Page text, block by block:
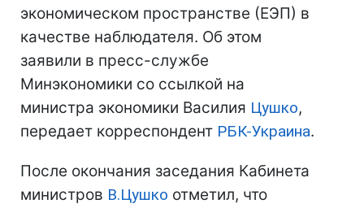
экономическом пространстве (ЕЭП) в
качестве наблюдателя. Об этом
заявили в пресс-службе
Минэкономики со ссылкой на
министра экономики Василия Цушко,
передает корреспондент РБК-Украина.
После окончания заседания Кабинета
министров В.Цушко отметил, что